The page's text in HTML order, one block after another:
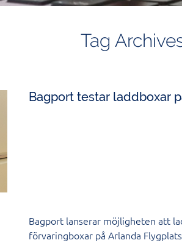
Tag
Bagport testar laddboxar
Bagport lanserar möjligheten att
förvaringboxar på Arlanda